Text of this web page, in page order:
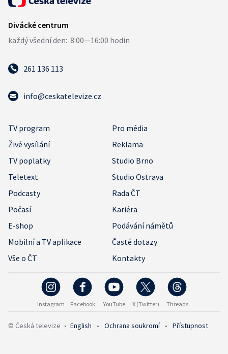
261 136 113
info@ceskatelevize.cz
TV program
Pro média
Živé vysílání
Reklama
TV poplatky
Studio Brno
Teletext
Studio Ostrava
Podcasty
Rada ČT
Počasí
Kariéra
E-shop
Podávání námětů
Mobilní a TV aplikace
Časté dotazy
Vše o ČT
Kontakty
Instagram Facebook YouTube X (Twitter) Threads
© Česká televize • English • Ochrana soukromí • Přístupnost